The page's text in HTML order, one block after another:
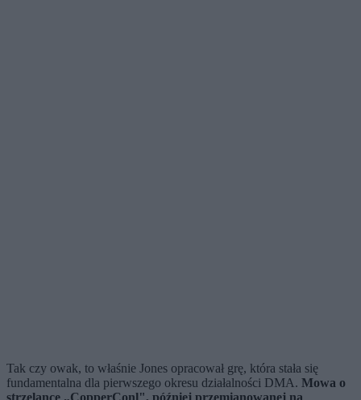
Tak czy owak, to właśnie Jones opracował grę, która stała się
fundamentalna dla pierwszego okresu działalności DMA. Mowa o
strzelance „CopperConl", później przemianowanej na